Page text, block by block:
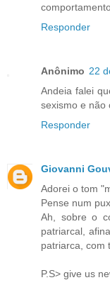
Responder
Anônimo 22
Andeia falei
sexismo e não
Responder
Giovanni
Adorei o tom
Pense num
Ah, sobre o
patriarcal,
patriarca, com
P.S> give us